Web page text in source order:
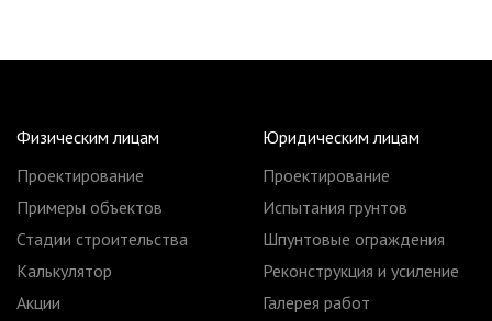
Физическим лицам
Проектирование
Примеры объектов
Стадии строительства
Калькулятор
Акции
Юридическим лицам
Проектирование
Испытания грунтов
Шпунтовые ограждения
Реконструкция и усиление
Галерея работ